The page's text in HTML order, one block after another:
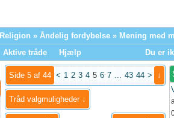
Religion » Åndelig fordybelse » Mening med
Aktive tråde Hjælp Du er
Side 5 af 44 < 1 2 3 4 5 6 7 ... 43 44 > ↓
Tråd valgmuligheder ↓